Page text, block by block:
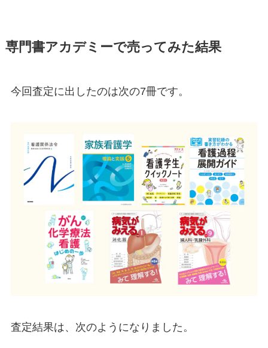
専門書アカデミーで売ってみた結果
今回査定に出したのは次の7冊です。
査定結果は、次のようになりました。